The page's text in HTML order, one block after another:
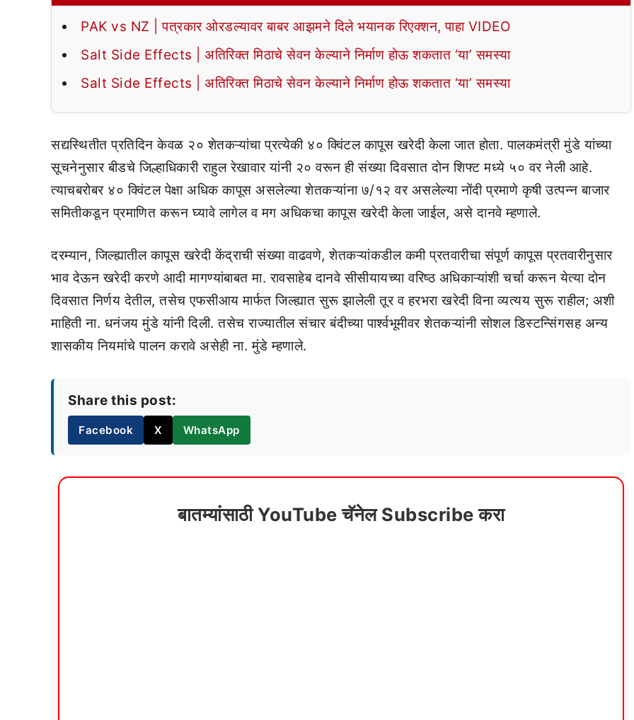
PAK vs NZ | पत्रकार ओरडल्यावर बाबर आझमने दिले भयानक रिएक्शन, पाहा VIDEO
Salt Side Effects | अतिरिक्त मिठाचे सेवन केल्याने निर्माण होऊ शकतात ‘या’ समस्या
Salt Side Effects | अतिरिक्त मिठाचे सेवन केल्याने निर्माण होऊ शकतात ‘या’ समस्या
सद्यस्थितीत प्रतिदिन केवळ २० शेतकऱ्यांचा प्रत्येकी ४० क्विंटल कापूस खरेदी केला जात होता. पालकमंत्री मुंडे यांच्या
सूचनेनुसार बीडचे जिल्हाधिकारी राहुल रेखावार यांनी २० वरून ही संख्या दिवसात दोन शिफ्ट मध्ये ५० वर नेली आहे.
त्याचबरोबर ४० क्विंटल पेक्षा अधिक कापूस असलेल्या शेतकऱ्यांना ७/१२ वर असलेल्या नोंदी प्रमाणे कृषी उत्पन्न बाजार
समितीकडून प्रमाणित करून घ्यावे लागेल व मग अधिकचा कापूस खरेदी केला जाईल, असे दानवे म्हणाले.
दरम्यान, जिल्ह्यातील कापूस खरेदी केंद्राची संख्या वाढवणे, शेतकऱ्यांकडील कमी प्रतवारीचा संपूर्ण कापूस प्रतवारीनुसार
भाव देऊन खरेदी करणे आदी मागण्यांबाबत मा. रावसाहेब दानवे सीसीयायच्या वरिष्ठ अधिकाऱ्यांशी चर्चा करून येत्या दोन
दिवसात निर्णय देतील, तसेच एफसीआय मार्फत जिल्ह्यात सुरू झालेली तूर व हरभरा खरेदी विना व्यत्यय सुरू राहील; अशी
माहिती ना. धनंजय मुंडे यांनी दिली. तसेच राज्यातील संचार बंदीच्या पार्श्वभूमीवर शेतकऱ्यांनी सोशल डिस्टन्सिंगसह अन्य
शासकीय नियमांचे पालन करावे असेही ना. मुंडे म्हणाले.
Share this post:
Facebook X WhatsApp
बातम्यांसाठी YouTube चॅनेल Subscribe करा